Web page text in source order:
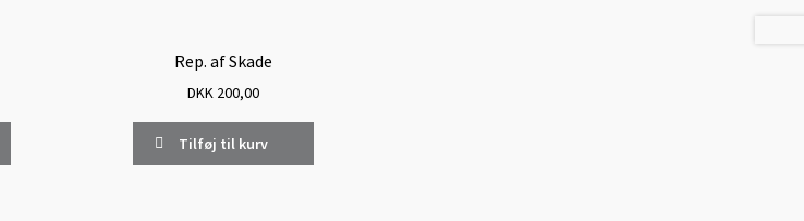
Rep. af Skade
DKK200,00
Tilføj til kurv